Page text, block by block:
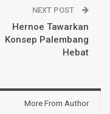
NEXT POST
Hernoe Tawarkan
Konsep Palembang
Hebat
More From Author